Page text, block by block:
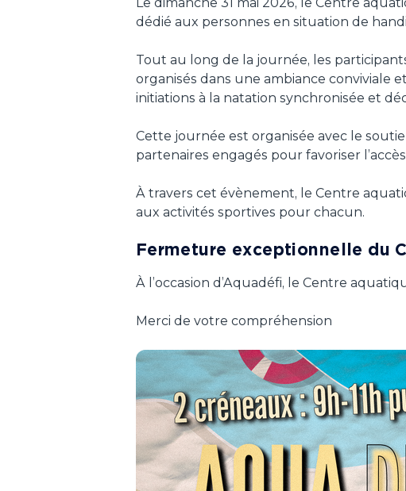
dédié aux personnes en situation de
Tout au long de la journée, les
organisés dans une ambiance conviviale
initiations à la natation synchronisée et
Cette journée est organisée avec le
partenaires engagés pour favoriser
À travers cet évènement, le Centre
aux activités sportives pour chacun.
Fermeture exceptionnelle du
À l’occasion d’Aquadéfi, le Centre
Merci de votre compréhension